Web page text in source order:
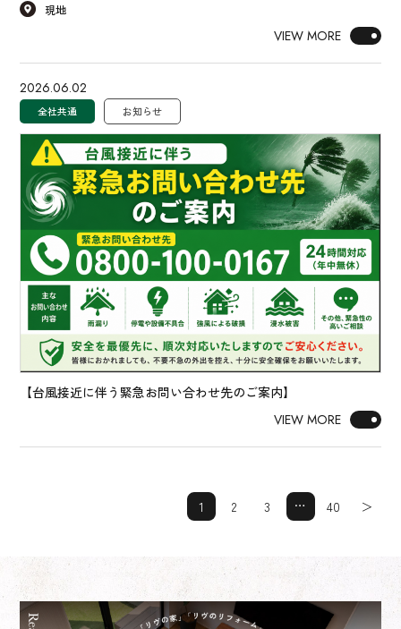
現地
VIEW MORE
2026.06.02
全社共通 お知らせ
【台風接近に伴う緊急お問い合わせ先のご案内】
VIEW MORE
1 2 3 … 40 ＞